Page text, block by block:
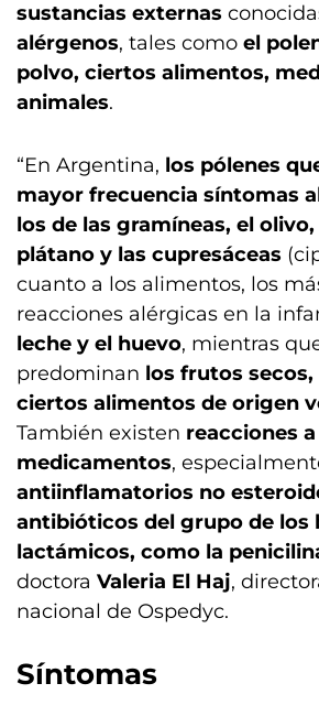
sustancias externas
alérgenos, tales como el
polvo, ciertos alimentos,
animales.
“En Argentina, los pólenes
mayor frecuencia síntomas
los de las gramíneas, el
plátano y las cupresáceas
cuanto a los alimentos, los
reacciones alérgicas en la
leche y el huevo, mientras
predominan los frutos
ciertos alimentos de origen
También existen reacciones a
medicamentos,
antiinflamatorios no
antibióticos del grupo de los
lactámicos, como la
doctora Valeria El Haj,
nacional de Ospedyc.
Síntomas